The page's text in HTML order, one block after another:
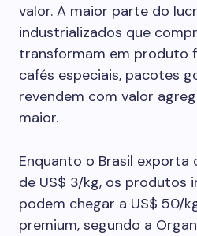
valor. A maior parte do
industrializados que
transformam em produto
cafés especiais, pacotes
revendem com valor
maior.
Enquanto o Brasil exporta
de US$ 3/kg, os produtos
podem chegar a US$ 50/
premium, segundo a